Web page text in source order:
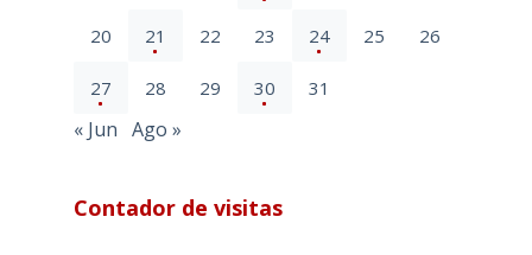
20 21 22 23 24 25 26
27 28 29 30 31
« Jun Ago »
Contador de visitas